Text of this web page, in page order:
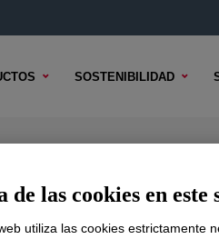
SOSTENIBILIDAD
de las cookies en este
utiliza las cookies estrictamente